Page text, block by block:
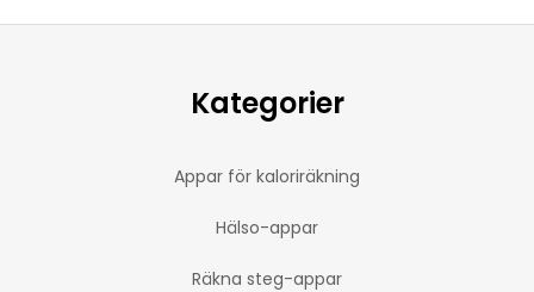
Kategorier
Appar för kaloriräkning
Hälso-appar
Räkna steg-appar